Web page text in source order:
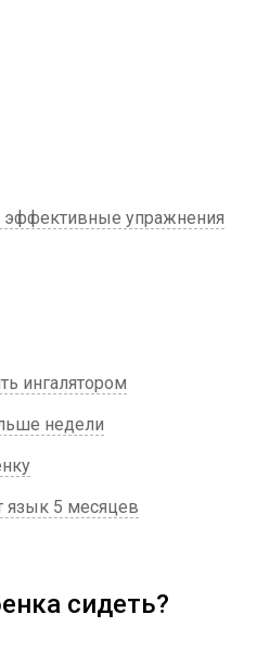
эффективные упражнения
ингалятором
недели
язык 5 месяцев
сидеть?